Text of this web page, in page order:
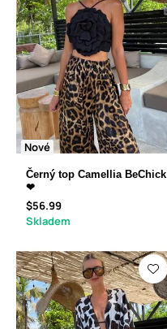
Nové
Černý top Camellia BeChick
❤
$56.99
Skladem